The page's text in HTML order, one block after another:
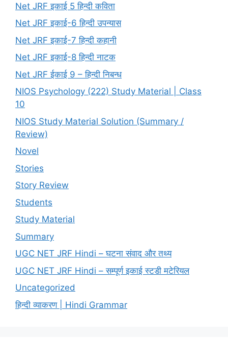
Net JRF इकाई 5 हिन्दी कविता
Net JRF इकाई-6 हिन्दी उपन्यास
Net JRF इकाई-7 हिन्दी कहानी
Net JRF इकाई-8 हिन्दी नाटक
Net JRF ईकाई 9 – हिन्दी निबन्ध
NIOS Psychology (222) Study Material | Class
10
NIOS Study Material Solution (Summary /
Review)
Novel
Stories
Story Review
Students
Study Material
Summary
UGC NET JRF Hindi – घटना संवाद और तथ्य
UGC NET JRF Hindi – सम्पूर्ण इकाई स्टडी मटेरियल
Uncategorized
हिन्दी व्याकरण | Hindi Grammar